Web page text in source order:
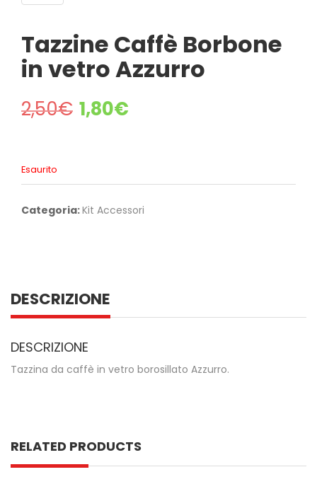
Tazzine Caffè Borbone
in vetro Azzurro
2,50€ 1,80€
Esaurito
Categoria:Kit Accessori
DESCRIZIONE
DESCRIZIONE
Tazzina da caffè in vetro borosillato Azzurro.
RELATED PRODUCTS